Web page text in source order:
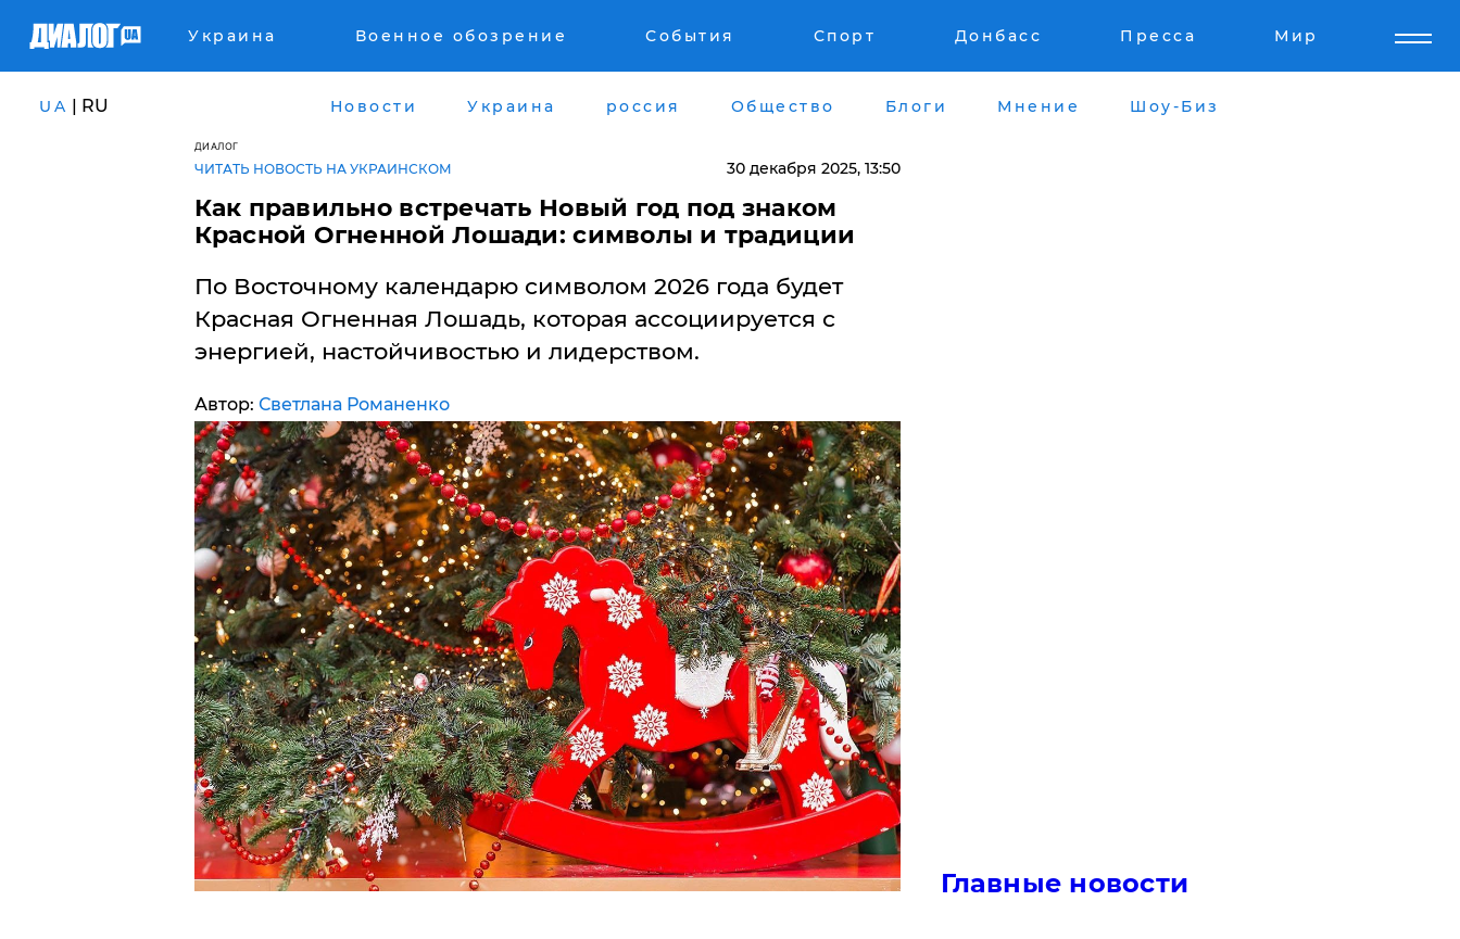
Украина Военное обозрение События Спорт Донбасс Пресса Мир
UA | RU Новости Украина россия Общество Блоги Мнение Шоу-Биз
ДИАЛОГ
ЧИТАТЬ НОВОСТЬ НА УКРАИНСКОМ 30 декабря 2025, 13:50
Как правильно встречать Новый год под знаком
Красной Огненной Лошади: символы и традиции
По Восточному календарю символом 2026 года будет
Красная Огненная Лошадь, которая ассоциируется с
энергией, настойчивостью и лидерством.
Автор: Светлана Романенко
Главные новости